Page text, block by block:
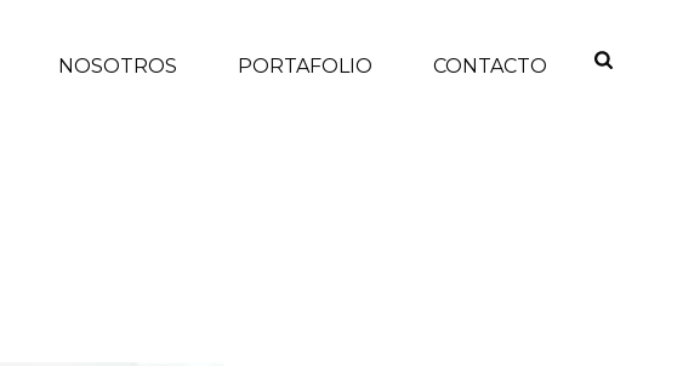
NOSOTROS PORTAFOLIO CONTACTO